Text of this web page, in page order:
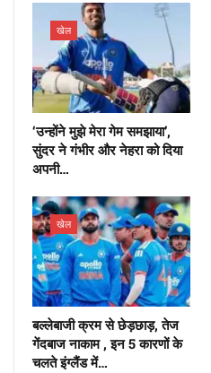
खेल
‘उन्होंने मुझे मेरा गेम समझाया’,
सुंदर ने गंभीर और नेहरा को दिया
अपनी…
खेल
बल्लेबाजी क्रम से छेड़छाड़, तेज
गेंदबाज नाकाम , इन 5 कारणों के
चलते इंग्लैंड में…